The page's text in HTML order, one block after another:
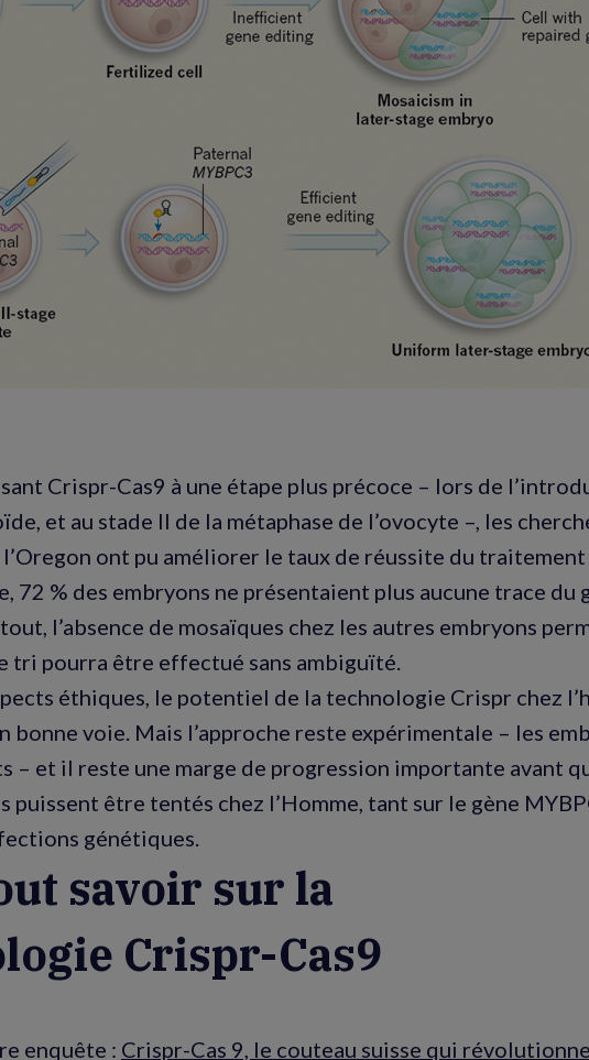
Crispr-Cas9 à une étape plus précoce – lors de
et au stade II de la métaphase de l’ovocyte –, les
ont pu améliorer le taux de réussite du traitement
72 % des embryons ne présentaient plus aucune trace du
l’absence de mosaïques chez les autres embryons
tri pourra être effectué sans ambiguïté.
éthiques, le potentiel de la technologie Crispr chez
bonne voie. Mais l’approche reste expérimentale – les
– et il reste une marge de progression importante avant
puissent être tentés chez l’Homme, tant sur le gène
génétiques.
savoir sur la
Crispr-Cas9
enquête : Crispr-Cas 9, le couteau suisse qui